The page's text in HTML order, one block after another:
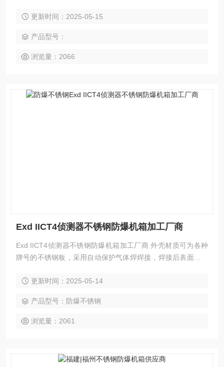
钢机箱以供用户来选择。（不锈钢防爆机箱定做）
更新时间：2025-05-15
产品型号：
浏览量：2066
Exd IICT4侦测器不锈钢防爆机箱加工厂商
Exd IICT4侦测器不锈钢防爆机箱加工厂商 外壳材质可为各种
牌号的不锈钢板，采用自动保护气体焊焊接，焊接后表面经过
于各种强腐蚀环境。 防爆等级以及安装方式一般是按照客户现
更新时间：2025-05-14
产品型号：防爆不锈钢
浏览量：2061